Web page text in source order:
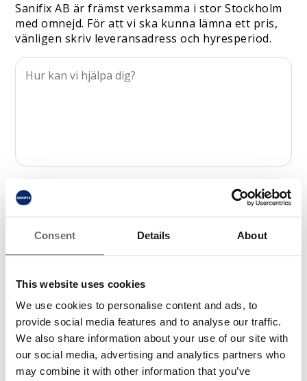
Consent Details About
This website uses cookies
We use cookies to personalise content and ads, to
provide social media features and to analyse our traffic.
We also share information about your use of our site with
our social media, advertising and analytics partners who
may combine it with other information that you’ve
Sanifix AB är främst verksamma i stor Stockholm
med omnejd. För att vi ska kunna lämna ett pris,
vänligen skriv leveransadress och hyresperiod.
I samband med att du kontaktar oss godkänner du
våranintegritetspolicy*.